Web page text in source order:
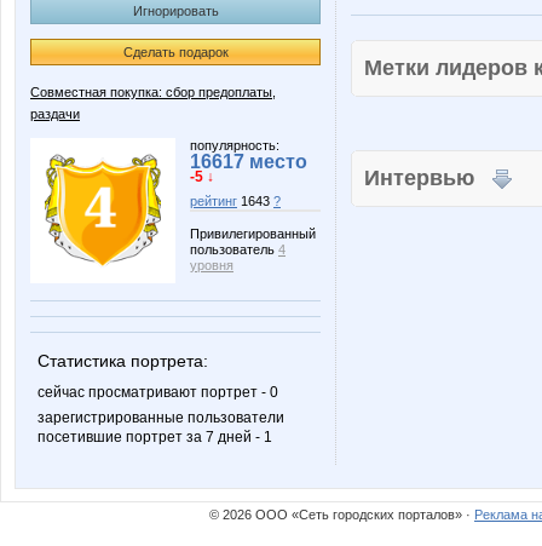
Игнорировать
Сделать подарок
Совместная покупка: сбор предоплаты,
раздачи
популярность:
16617 место
-5 ↓
рейтинг 1643 ?
Привилегированный
пользователь 4
уровня
Статистика портрета:
сейчас просматривают портрет - 0
зарегистрированные пользователи
посетившие портрет за 7 дней - 1
Метки
Интервью
© 2026 ООО «Сеть городских порталов» · Реклама